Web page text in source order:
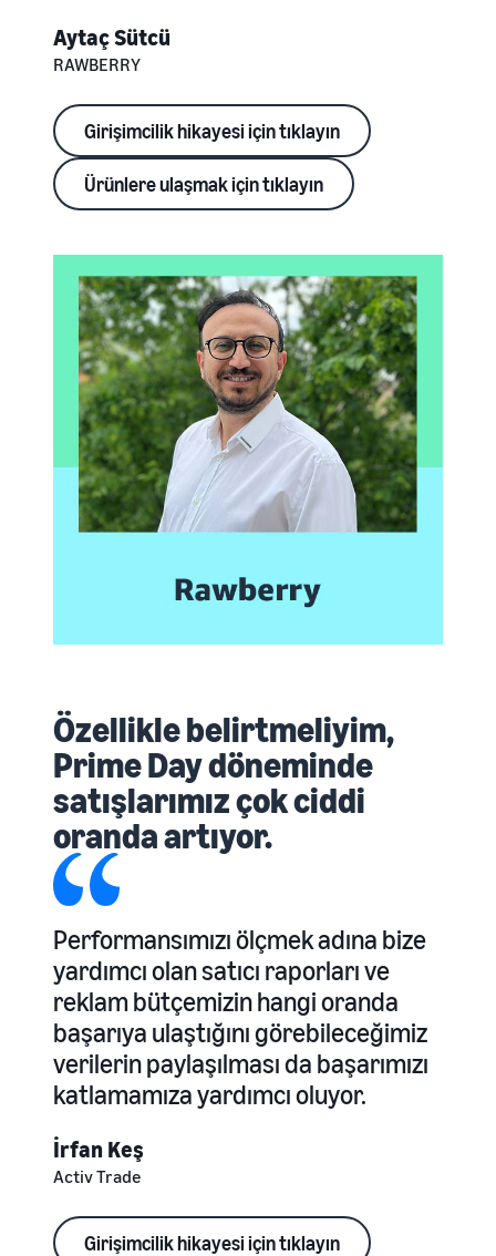
Aytaç Sütcü
RAWBERRY
Girişimcilik hikayesi için tıklayın
Ürünlere ulaşmak için tıklayın
Özellikle belirtmeliyim,
Prime Day döneminde
satışlarımız çok ciddi
oranda artıyor.
Performansımızı ölçmek adına bize
yardımcı olan satıcı raporları ve
reklam bütçemizin hangi oranda
başarıya ulaştığını görebileceğimiz
verilerin paylaşılması da başarımızı
katlamamıza yardımcı oluyor.
İrfan Keş
Activ Trade
Girişimcilik hikayesi için tıklayın